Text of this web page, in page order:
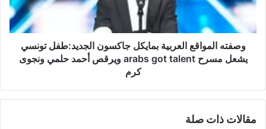
ا
ي
ل
و
ل
ر
وصفته المواقع العربية بمايكل جاكسون الجديد:طفل تونسي
يشعل مسرح arabs got talent ويرقص أحمد حلمي ونجوى
كرم
مقالات ذات صلة